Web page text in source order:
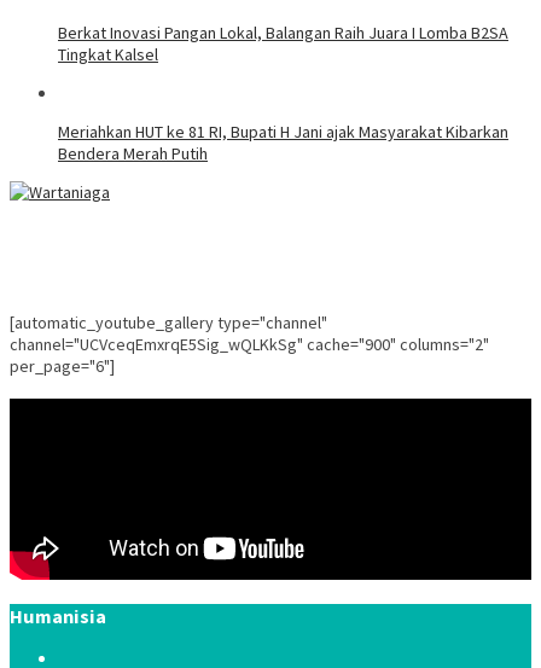
Berkat Inovasi Pangan Lokal, Balangan Raih Juara I Lomba B2SA
Tingkat Kalsel
Meriahkan HUT ke 81 RI, Bupati H Jani ajak Masyarakat Kibarkan
Bendera Merah Putih
[automatic_youtube_gallery type="channel"
channel="UCVceqEmxrqE5Sig_wQLKkSg" cache="900" columns="2"
per_page="6"]
Humanisia